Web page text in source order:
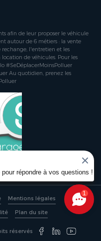
afin de leur proposer le véhicule
autour de 6 métiers : la vente
rechange, l'entretien et les
de véhicules. Pour les
#SeDéplacerMoinsPolluer
Au quotidien, prenez les
Mentions légales
Plan du site
réservés
1
répondre à vos questions !